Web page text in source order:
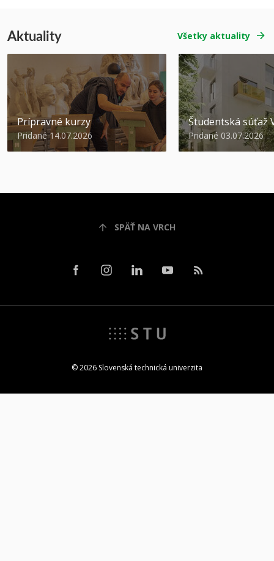
Aktuality Všetky aktuality
Prípravné kurzy
Pridané 14.07.2026
Študentská súťaž
Pridané 03.07.2026
SPÄŤ NA VRCH
© 2026 Slovenská technická univerzita